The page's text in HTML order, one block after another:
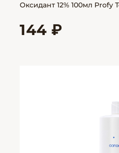
Оксидант 12% 100мл Profy
144 ₽